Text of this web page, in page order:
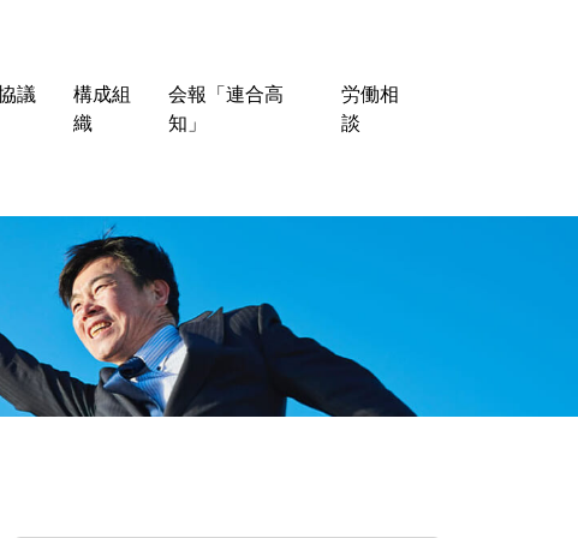
議
構成組
織
会報「連合高
知」
労働相
談